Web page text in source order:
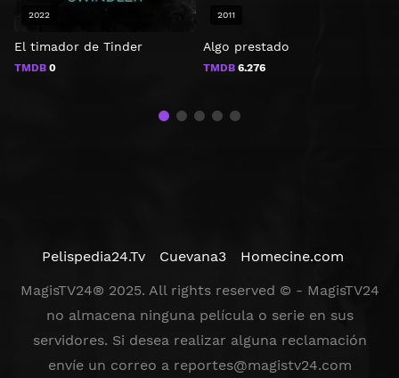
El timador de Tinder
TMDB 0
2022
Algo prestado
TMDB 6.276
2011
Pelispedia24.Tv Cuevana3
Homecine.com
MagisTV24® 2025. All rights reserved © - MagisTV24
no almacena ninguna película o serie en sus
servidores. Si desea realizar alguna reclamación
envíe un correo a reportes@magistv24.com